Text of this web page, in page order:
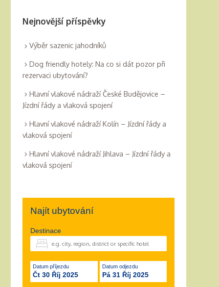
Nejnovější příspěvky
Výběr sazenic jahodníků
Dog friendly hotely: Na co si dát pozor při
rezervaci ubytování?
Hlavní vlakové nádraží České Budějovice –
Jízdní řády a vlaková spojení
Hlavní vlakové nádraží Kolín – Jízdní řády a
vlaková spojení
Hlavní vlakové nádraží Jihlava – Jízdní řády a
vlaková spojení
Najít ubytování
Destinace
Datum příjezdu
Čt 30 Říj 2025
Datum odjezdu
Pá 31 Říj 2025